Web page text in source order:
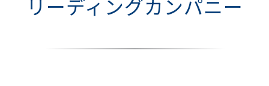
リーディングカンパニー